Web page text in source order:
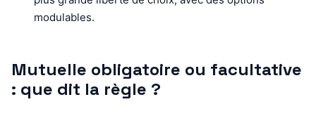
modulables.
Mutuelle obligatoire ou facultative
: que dit la règle ?